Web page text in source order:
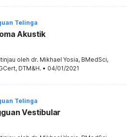
Telinga
Akustik
oleh dr. Mikhael Yosia, BMedSci,
DTM&H. • 04/01/2021
Telinga
Vestibular